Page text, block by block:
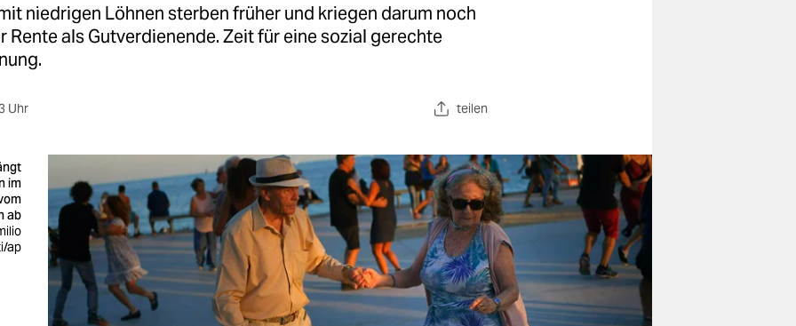
niedrigen Löhnen sterben früher und kriegen darum noch
Rente als Gutverdienende. Zeit für eine sozial gerechte
Uhr teilen
im
ab
ap